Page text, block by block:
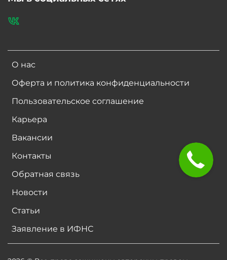
О нас
Оферта и политика конфиденциальности
Пользовательское соглашение
Карьера
Вакансии
Контакты
Обратная связь
Новости
Статьи
Заявление в ИФНС